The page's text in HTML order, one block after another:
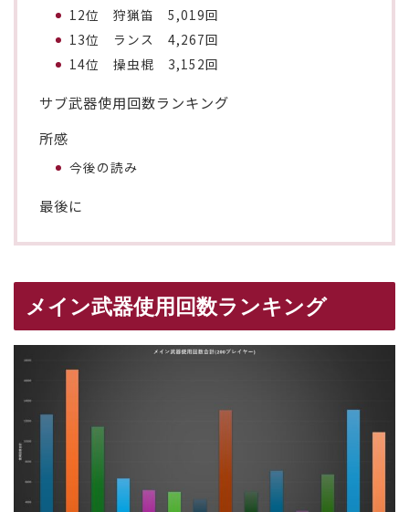
12位 狩猟笛 5,019回
13位 ランス 4,267回
14位 操虫棍 3,152回
サブ武器使用回数ランキング
所感
今後の読み
最後に
メイン武器使用回数ランキング